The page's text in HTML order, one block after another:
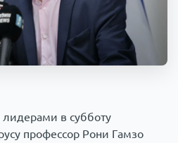
1000 мелочей
лидерами в субботу
профессор Рони Гамзо